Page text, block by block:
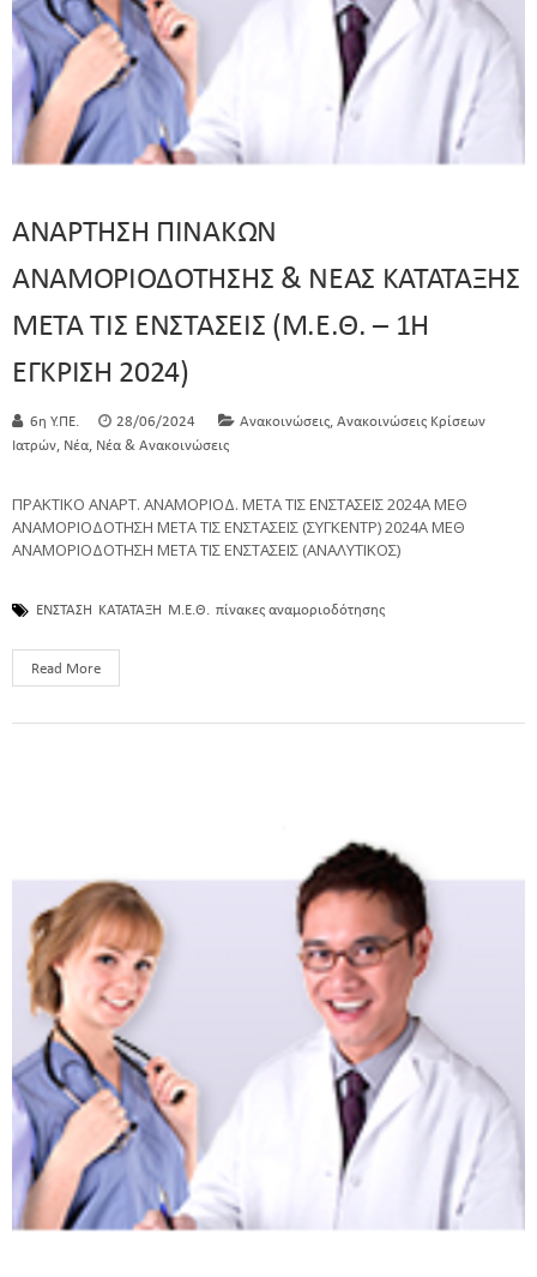
ΑΝΑΡΤΗΣΗ ΠΙΝΑΚΩΝ
ΑΝΑΜΟΡΙΟΔΟΤΗΣΗΣ & ΝΕΑΣ ΚΑΤΑΤΑΞΗΣ
ΜΕΤΑ ΤΙΣ ΕΝΣΤΑΣΕΙΣ (Μ.Ε.Θ. – 1Η
ΕΓΚΡΙΣΗ 2024)
6η Υ.ΠΕ. 28/06/2024 Ανακοινώσεις, Ανακοινώσεις Κρίσεων
Ιατρών, Νέα, Νέα & Ανακοινώσεις
ΠΡΑΚΤΙΚΟ ΑΝΑΡΤ. ΑΝΑΜΟΡΙΟΔ. ΜΕΤΑ ΤΙΣ ΕΝΣΤΑΣΕΙΣ 2024A ΜΕΘ
ΑΝΑΜΟΡΙΟΔΟΤΗΣΗ ΜΕΤΑ ΤΙΣ ΕΝΣΤΑΣΕΙΣ (ΣΥΓΚΕΝΤΡ) 2024A ΜΕΘ
ΑΝΑΜΟΡΙΟΔΟΤΗΣΗ ΜΕΤΑ ΤΙΣ ΕΝΣΤΑΣΕΙΣ (ΑΝΑΛΥΤΙΚΟΣ)
ΕΝΣΤΑΣΗ ΚΑΤΑΤΑΞΗ Μ.Ε.Θ. πίνακες αναμοριοδότησης
Read More